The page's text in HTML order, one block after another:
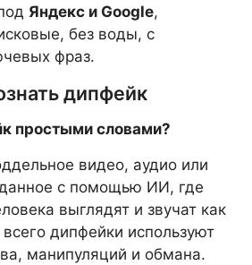
Яндекс и Google,
без воды, с
фраз.
дипфейк
простыми словами?
видео, аудио или
с помощью ИИ, где
выглядят и звучат как
дипфейки используют
манипуляций и обмана.